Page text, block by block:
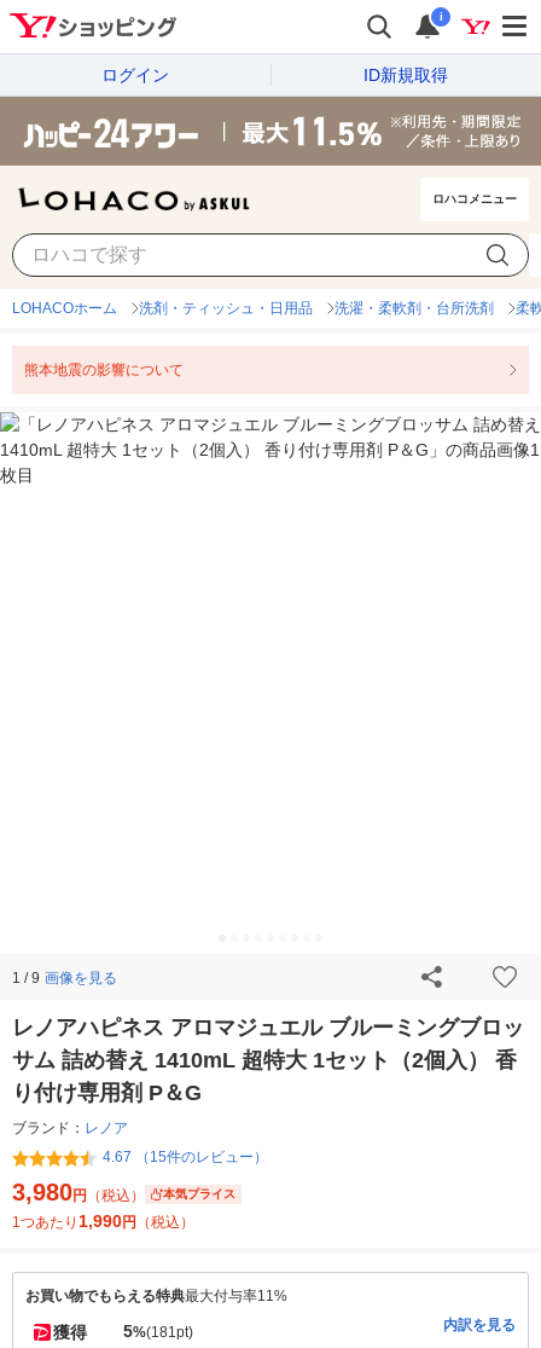
i
ログイン ID新規取得
ロハコメニュー
LOHACOホーム 洗剤・ティッシュ・日用品 洗濯・柔軟剤・台所洗剤 柔
熊本地震の影響について
1 / 9 画像を見る
レノアハピネス アロマジュエル ブルーミングブロッ
サム 詰め替え 1410mL 超特大 1セット（2個入） 香
り付け専用剤 P＆G
ブランド： レノア
4.67 （15件のレビュー）
3,980円 （税込） 本気プライス
1つあたり 1,990円 （税込）
お買い物でもらえる特典最大付与率11%
獲得 5%(181pt) 内訳を見る